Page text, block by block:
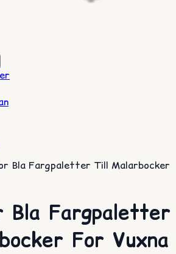
Bla Fargpaletter Till Malarbocker
Bla Fargpaletter
For Vuxna